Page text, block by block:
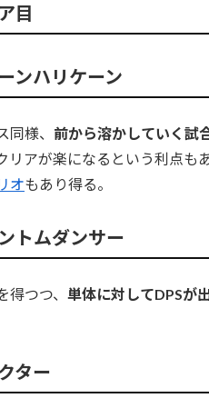
目
ンハリケーン
同様、 前から溶かしていく試
リアが楽になるという利点
オもあり得る。
トムダンサー
得つつ、 単体に対してDPSが
ター